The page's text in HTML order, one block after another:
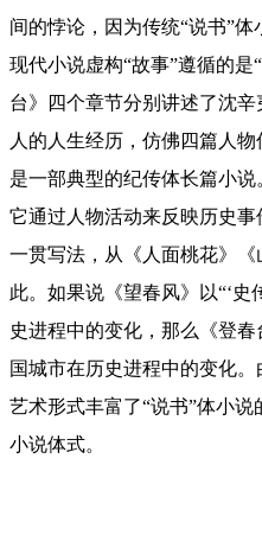
间的悖论，因为传统“说书”
现代小说虚构“故事”遵循的
台》四个章节分别讲述了沈
人的人生经历，仿佛四篇人物
是一部典型的纪传体长篇小说
它通过人物活动来反映历史
一贯写法，从《人面桃花》
此。如果说《望春风》以“‘史
史进程中的变化，那么《登春
国城市在历史进程中的变化
艺术形式丰富了“说书”体小
小说体式。